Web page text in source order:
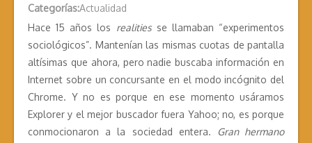
Categorías:Actualidad
Hace 15 años los realitiesse llamaban “experimentos
sociológicos”. Mantenían las mismas cuotas de pantalla
altísimas que ahora, pero nadie buscaba información en
Internet sobre un concursante en el modo incógnito del
Chrome. Y no es porque en ese momento usáramos
Explorer y el mejor buscador fuera Yahoo; no, es porque
conmocionaron a la sociedad entera. Gran hermano